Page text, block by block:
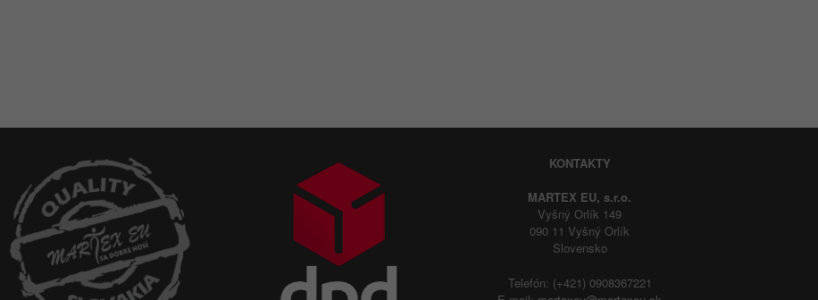
KONTAKTY
MARTEX EU, s.r.o.
Vyšný Orlík 149
090 11 Vyšný Orlík
Slovensko
Telefón: (+421) 0908367221